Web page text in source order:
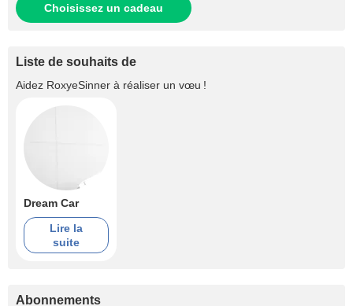
Choisissez un cadeau
Liste de souhaits de
Aidez RoxyeSinner à réaliser un vœu !
Dream Car
Lire la
suite
Abonnements